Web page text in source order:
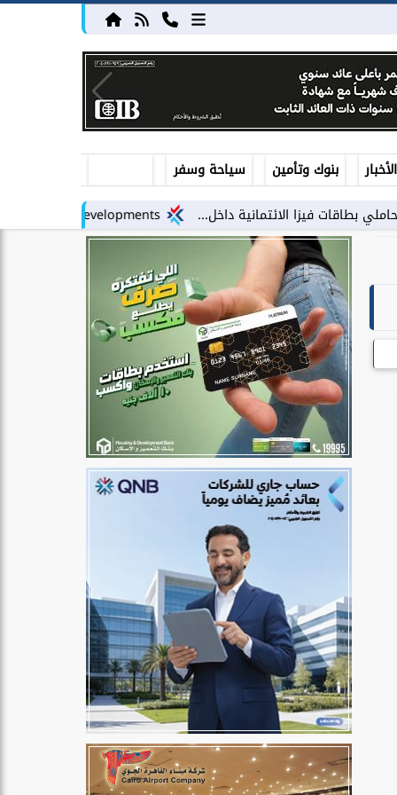
بنوك وتأمين
سياحة وسفر
LARZ Developments تطلق رؤيتها الجديدة لتقديم مفهوم متكامل للتطوير العقاري في مصر
الائتمانية داخل...